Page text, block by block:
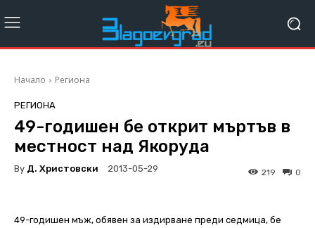
Начало Региона
РЕГИОНА
49-годишен бе открит мъртъв в
местност над Якоруда
By Д. Христовски 2013-05-29 0
219
49-годишен мъж, обявен за издирване преди седмица, бе